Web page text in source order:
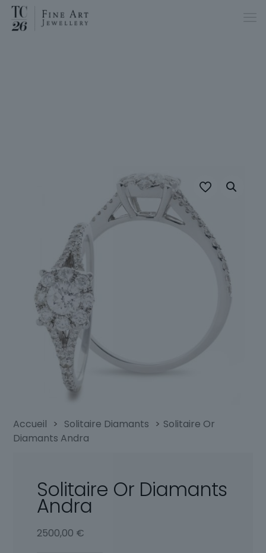
Accueil > Solitaire Diamants > Solitaire Or
Diamants Andra
Solitaire Or Diamants
Andra
2500,00 €